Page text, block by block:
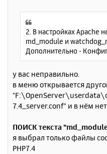
о
2. В настройках Apache
md_module и
Дополнительно -
у вас неправильно.
в меню открывается
7.4_server.conf" и в нём
ПОИСК текста
я выбрал только файлы
PHP7.4